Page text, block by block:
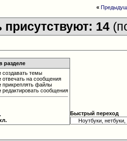
«
присутствуют: 14
разделе
создавать темы
отвечать на сообщения
прикреплять файлы
редактировать сообщения
Быстрый переход